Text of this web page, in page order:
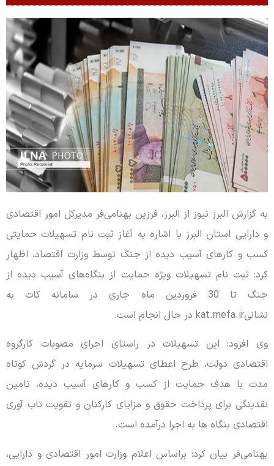
به گزارش البرز نیوز از البرز، فرزین بهنامی‌فر مدیرکل امور اقتصادی
و دارایی استان البرز با اشاره به آغاز ثبت نام تسهیلات حمایتی
کسب و کارهای آسیب دیده از جنگ توسط وزارت اقتصاد، اظهار
کرد: ثبت نام تسهیلات ویژه حمایت از بنگاه‌های آسیب دیده از
جنگ تا 30 فروردین ماه جاری در سامانه کات به
نشانیkat.mefa.ir در حال انجام است.
وی افزود: این تسهیلات در راستای اجرای مصوبات کارگروه
اقتصادی دولت، طرح اعطای تسهیلات سرمایه در گردش کوتاه
مدت با هدف حمایت از کسب و کارهای آسیب دیده، تامین
نقدینگی برای پرداخت حقوق و مزایای کارکنان و تقویت تاب آوری
اقتصادی بنگاه ها به اجرا درآمده است.
بهنامی‌فر بیان کرد: براساس اعلام وزارت امور اقتصادی و دارایی،